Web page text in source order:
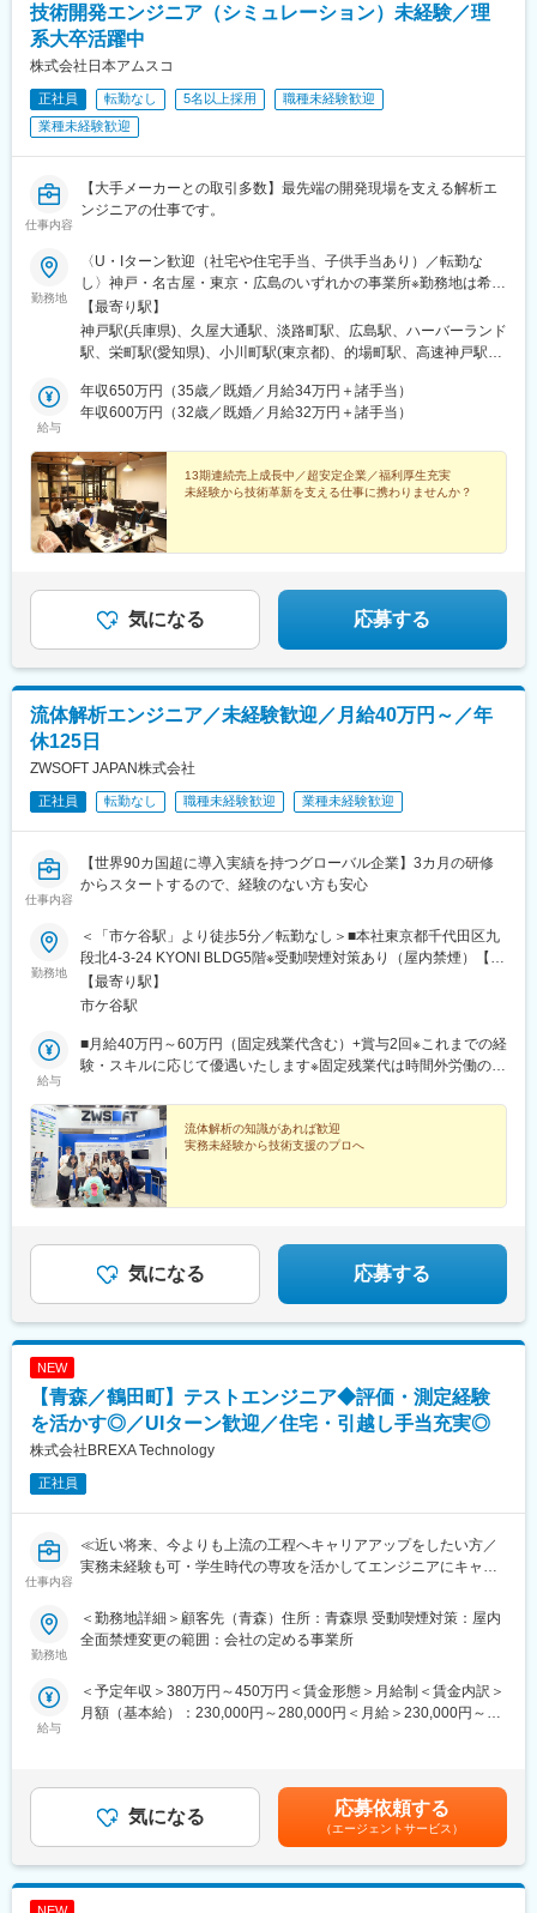
技術開発エンジニア（シミュレーション）未経験／理
系大卒活躍中
株式会社日本アムスコ
正社員 転勤なし 5名以上採用
職種未経験歓迎
業種未経験歓迎
仕事内容
【大手メーカーとの取引多数】最先端の開発現場を支える解析エ
ンジニアの仕事です。
勤務地
〈U・Iターン歓迎（社宅や住宅手当、子供手当あり）／転勤な
し〉神戸・名古屋・東京・広島のいずれかの事業所※勤務地は希望
を考慮します。※開発チームによっては、在宅勤務やリモートワー
クも可能です。【本社・神戸事業所】兵庫県神戸市中央区東川崎
町1-3-6 LS KOBE1F【名古屋事業所】愛知県名古屋市中区丸の内
1-3-33 Bizflex神田 2F【広島事業所】広島県広島市南区的場町1-1-
21 クリスタルタワー8F※受動喫煙対策：敷地内喫煙可能場所あり
【最寄り駅】
神戸駅(兵庫県)、久屋大通駅、淡路町駅、広島駅、ハーバーランド
駅、栄町駅(愛知県)、小川町駅(東京都)、的場町駅、高速神戸駅、
給与
年収650万円（35歳／既婚／月給34万円＋諸手当）
年収600万円（32歳／既婚／月給32万円＋諸手当）
13期連続売上成長中／超安定企業／福利厚生充実
未経験から技術革新を支える仕事に携わりませんか？
気になる 応募する
流体解析エンジニア／未経験歓迎／月給40万円～／年
休125日
ZWSOFT JAPAN株式会社
正社員 転勤なし 職種未経験歓迎 業種未経験歓迎
仕事内容
【世界90カ国超に導入実績を持つグローバル企業】3カ月の研修
からスタートするので、経験のない方も安心
勤務地
＜「市ケ谷駅」より徒歩5分／転勤なし＞■本社東京都千代田区九
段北4-3-24 KYONI BLDG5階※受動喫煙対策あり（屋内禁煙）【ア
クセス】地下鉄「市ヶ谷駅」より徒歩5分JR「市ヶ谷駅」より徒
歩7分
【最寄り駅】
市ケ谷駅
給与
■月給40万円～60万円（固定残業代含む）+賞与2回※これまでの経
験・スキルに応じて優遇いたします※固定残業代は時間外労働の有
超える時間外労働分は追加で支給いたします
流体解析の知識があれば歓迎
実務未経験から技術支援のプロへ
気になる 応募する
NEW
【青森／鶴田町】テストエンジニア◆評価・測定経験
を活かす◎／UIターン歓迎／住宅・引越し手当充実◎
株式会社BREXA Technology
正社員
仕事内容
≪近い将来、今よりも上流の工程へキャリアアップをしたい方／
実務未経験も可・学生時代の専攻を活かしてエンジニアにキャリ
きたい方／様々なプロジェクトへの参加を通してエンジニアとし
ての経験の幅を広げたい方へ≫
開発を通じて測定環境を構築・維持し、品質向上に貢献。
◇設計・ソフト・回路の知識を活かせるやりがいあるポジション
プロジェクト先にて電気的特性評価に関するテスト技術業務を担
当いただきます。
テスト装置を用いて、設計仕様に基づく自動測定環境の構築・維
持管理を行います。
＜具体的には以下の業務を含みます＞
勤務地
＜勤務地詳細＞顧客先（青森）住所：青森県 受動喫煙対策：屋内
全面禁煙変更の範囲：会社の定める事業所
給与
＜予定年収＞380万円～450万円＜賃金形態＞月給制＜賃金内訳＞
月額（基本給）：230,000円～280,000円＜月給＞230,000円～
年目 年収440～460万円8年目 年収550～570万円20年目 年
収1000万円超※金額はあくまでも目安です。賃金はあくまでも目
安の金額であり、選考を通じて上下する可能性があります。月給
(月額)は固定手当を含めた表記です。
気になる 応募依頼する
（エージェントサービス）